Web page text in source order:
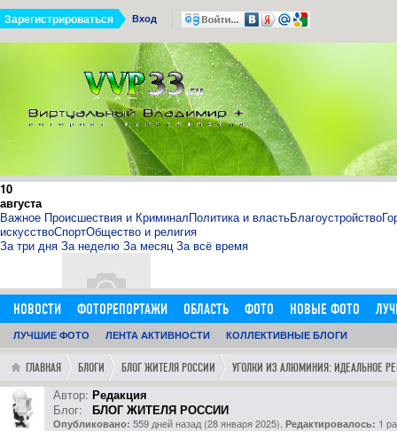
Вход
Зарегистрироваться
10
августа
Важное Происшествия и КриминалПолитика и властьБлагоустройство
искусствоСпортОбщество и религия
За три дня За неделю За месяц За всё время
11:14:00
http://sosna.kiev.ua - искуственная ёлка - нечно
Как я выбрал искусственную елку 1,8 м в инернет-магазине
НОВОСТИ ФОТОРЕПОРТАЖИ ОБЛАСТЬ ФОТО НОВЫЕ ФОТО
ОБЪЯВЛЕНИЯ
ДОБАВИТЬ ОБЪЯВЛЕНИЕ ЛЮДИ ФОРУМ ГОРОД
ЛУЧШИЕ ФОТО ЛЕНТА АКТИВНОСТИ КОЛЛЕКТИВНЫЕ БЛОГИ
ГЛАВНАЯ БЛОГИ БЛОГ ЖИТЕЛЯ РОССИИ УГОЛКИ ИЗ АЛЮМИНИЯ: ИДЕАЛЬНОЕ
Автор: Редакция
Блог:
БЛОГ ЖИТЕЛЯ РОССИИ
Опубликовано: 559 дней назад (28 января 2025), Редактировалось: 1